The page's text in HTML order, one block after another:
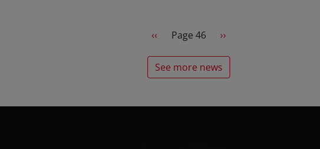
Previous page
‹‹ Page 46 Next page
››
See more news